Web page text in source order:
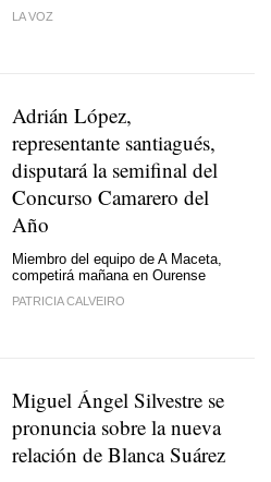
LA VOZ
Adrián López,
representante santiagués,
disputará la semifinal del
Concurso Camarero del
Año
Miembro del equipo de A Maceta,
competirá mañana en Ourense
PATRICIA CALVEIRO
Miguel Ángel Silvestre se
pronuncia sobre la nueva
relación de Blanca Suárez